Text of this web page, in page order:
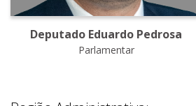
Deputado Eduardo Pedrosa
Parlamentar